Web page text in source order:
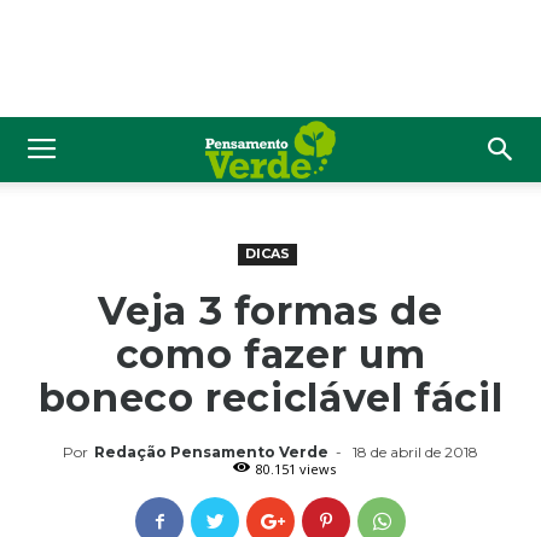
DICAS
Veja 3 formas de
como fazer um
boneco reciclável fácil
Por Redação Pensamento Verde -
18 de abril de 2018
80.151 views